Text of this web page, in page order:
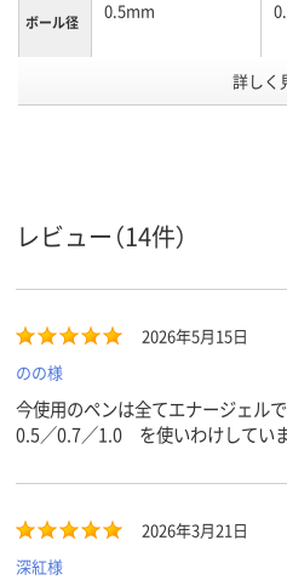
ボール径 0.5mm
ループ
ブラック系
アスクル
商品環境
スコア
105
詳しく
レビュー（14件）
2026年5月15日
のの様
今使用のペンは全てエナージェル
0.5／0.7／1.0 を使いわけしてい
2026年3月21日
深紅様